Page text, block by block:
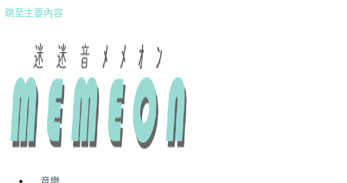
跳至主要內容
音樂